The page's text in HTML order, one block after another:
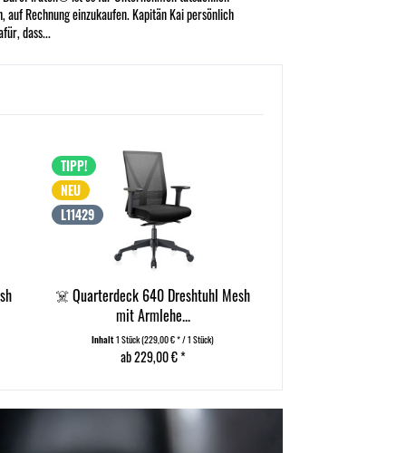
auf Rechnung einzukaufen. Kapitän Kai persönlich
dass...
TIPP!
NEU
L11429
☠️ Quarterdeck 640 Dreshtuhl Mesh
mit Armlehe...
Inhalt1 Stück(229,00 € * / 1 Stück)
ab 229,00 € *